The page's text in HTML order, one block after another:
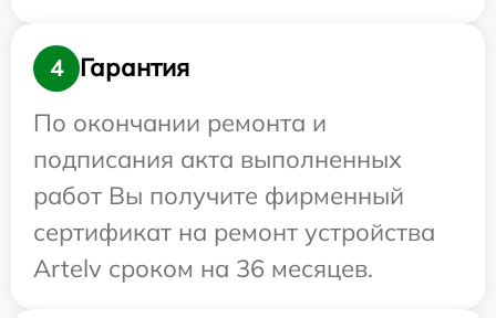
4
Гарантия
По окончании ремонта и
подписания акта выполненных
работ Вы получите фирменный
сертификат на ремонт устройства
Artelv сроком на 36 месяцев.